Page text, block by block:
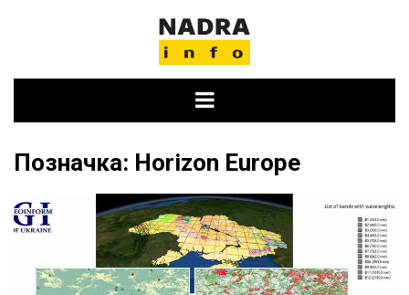
Позначка: Horizon Europe